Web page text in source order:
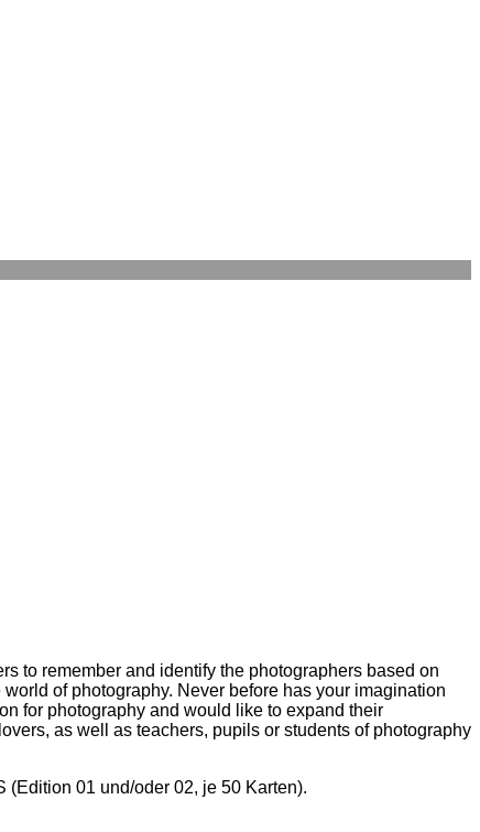
to remember and identify the photographers based on
of photography. Never before has your imagination
for photography and would like to expand their
as well as teachers, pupils or students of photography
01 und/oder 02, je 50 Karten).